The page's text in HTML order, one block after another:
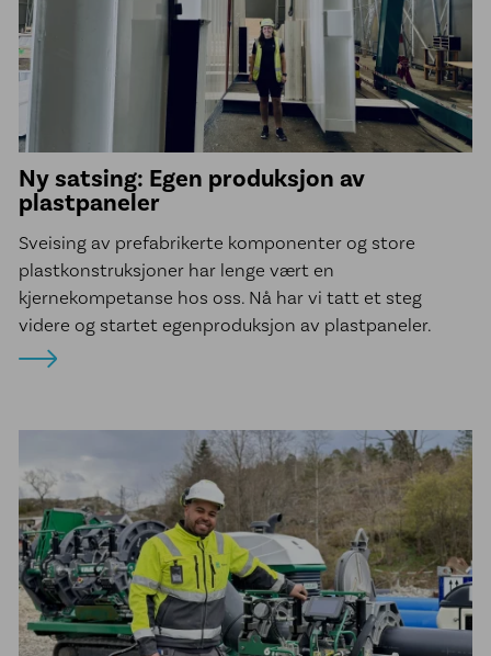
Ny satsing: Egen produksjon av
plastpaneler
Sveising av prefabrikerte komponenter og store
plastkonstruksjoner har lenge vært en
kjernekompetanse hos oss. Nå har vi tatt et steg
videre og startet egenproduksjon av plastpaneler.